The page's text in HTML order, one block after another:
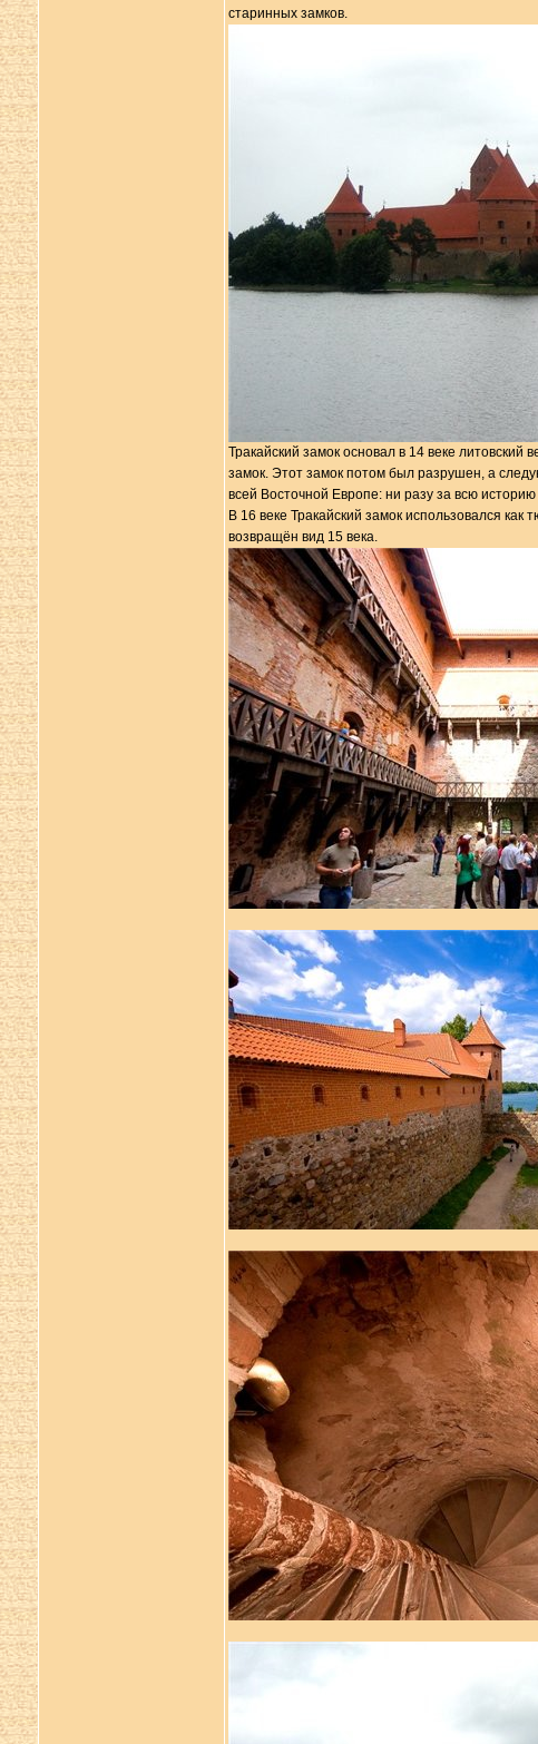
старинных замков.
Тракайский замок основал в 14 веке литовский
замок. Этот замок потом был разрушен, а
всей Восточной Европе: ни разу за всю историю
В 16 веке Тракайский замок использовался
возвращён вид 15 века.